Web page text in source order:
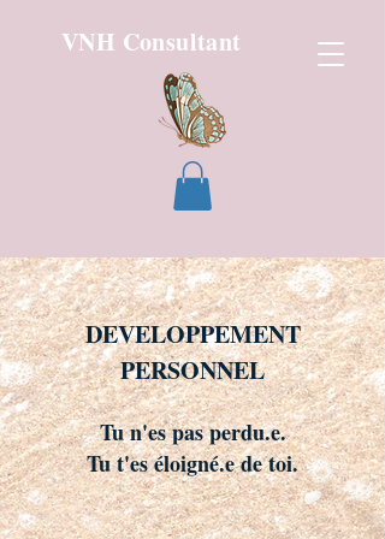
VNH Consultant
DEVELOPPEMENT
PERSONNEL
Tu n'es pas perdu.e.
Tu t'es éloigné.e de toi.